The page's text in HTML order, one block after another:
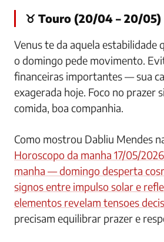
♉ Touro (20/04 – 20/05)
Venus te da aquela estabilidade
o domingo pede movimento.
financeiras importantes — sua
exagerada hoje. Foco no prazer
comida, boa companhia.
Como mostrou Dabliu Mendes
Horoscopo da manha 17/05/
manha — domingo desperta
signos entre impulso solar e
elementos revelam tensoes
precisam equilibrar prazer e